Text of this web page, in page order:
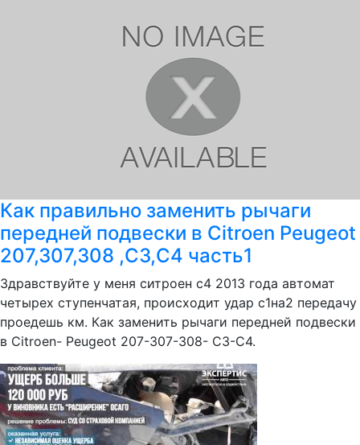
Как правильно заменить рычаги
передней подвески в Citroen Peugeot
207,307,308 ,C3,C4 часть1
Здравствуйте у меня ситроен с4 2013 года автомат
четырех ступенчатая, происходит удар с1на2 передачу
проедешь км. Как заменить рычаги передней подвески
в Citroen- Peugeot 207-307-308- C3-C4.